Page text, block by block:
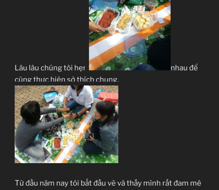
Lâu lâu chúng tôi hẹn
nhau để
cùng thực hiện sở thích chung.
Từ đầu năm nay tôi bắt đầu vẽ và thấy mình rất đam mê